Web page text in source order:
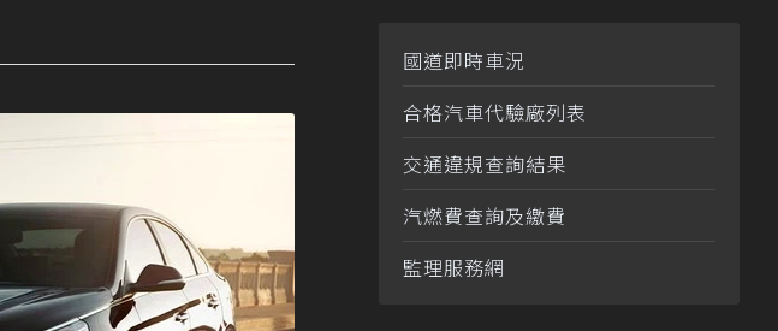
國道即時車況
合格汽車代驗廠列表
交通違規查詢結果
汽燃費查詢及繳費
監理服務網